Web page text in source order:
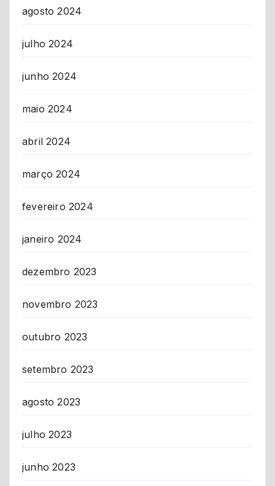
agosto 2024
julho 2024
junho 2024
maio 2024
abril 2024
março 2024
fevereiro 2024
janeiro 2024
dezembro 2023
novembro 2023
outubro 2023
setembro 2023
agosto 2023
julho 2023
junho 2023